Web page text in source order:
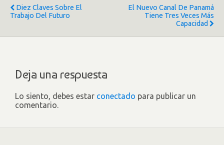
Diez Claves Sobre El
Trabajo Del Futuro
El Nuevo Canal De Panamá
Tiene Tres Veces Más
Capacidad
Deja una respuesta
Lo siento, debes estar conectado para publicar un
comentario.